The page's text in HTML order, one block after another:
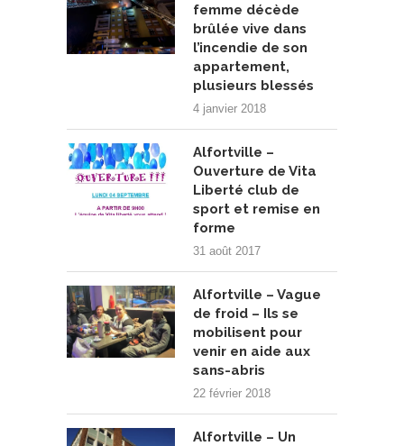
femme décède
brûlée vive dans
l’incendie de son
appartement,
plusieurs blessés
4 janvier 2018
Alfortville –
Ouverture de Vita
Liberté club de
sport et remise en
forme
31 août 2017
Alfortville – Vague
de froid – Ils se
mobilisent pour
venir en aide aux
sans-abris
22 février 2018
Alfortville – Un